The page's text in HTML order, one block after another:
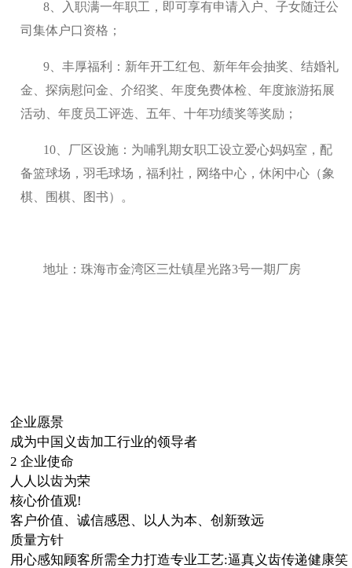
8、入职满一年职工，即可享有申请入户、子女随迁公
司集体户口资格；
9、丰厚福利：新年开工红包、新年年会抽奖、结婚礼
金、探病慰问金、介绍奖、年度免费体检、年度旅游拓展
活动、年度员工评选、五年、十年功绩奖等奖励；
10、厂区设施：为哺乳期女职工设立爱心妈妈室，配
备篮球场，羽毛球场，福利社，网络中心，休闲中心（象
棋、围棋、图书）。
地址：珠海市金湾区三灶镇星光路3号一期厂房
企业愿景
成为中国义齿加工行业的领导者
2 企业使命
人人以齿为荣
核心价值观!
客户价值、诚信感恩、以人为本、创新致远
质量方针
用心感知顾客所需全力打造专业工艺:逼真义齿传递健康笑